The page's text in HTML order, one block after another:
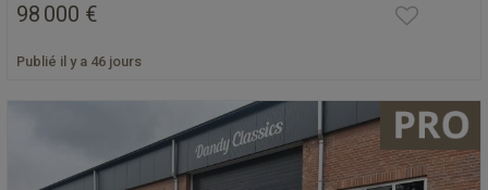
98 000 €
Publié il y a 46 jours